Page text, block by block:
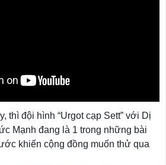
thì đội hình “Urgot cạp Sett” với Dị
Mạnh đang là 1 trong những bài
khiến cộng đồng muốn thử qua